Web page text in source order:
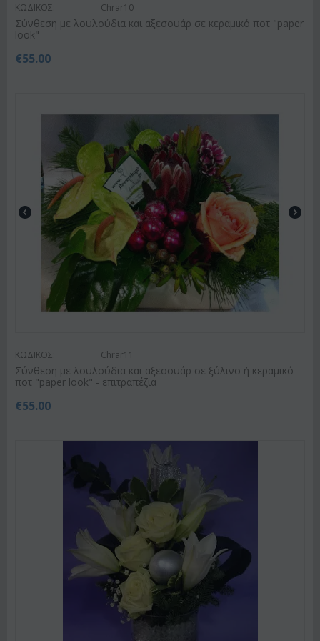
ΚΩΔΙΚΟΣ: Chrar10
Σύνθεση με λουλούδια και αξεσουάρ σε κεραμικό ποτ "paper
look"
€55.00
ΚΩΔΙΚΟΣ: Chrar11
Σύνθεση με λουλούδια και αξεσουάρ σε ξύλινο ή κεραμικό
ποτ "paper look" - επιτραπέζια
€55.00